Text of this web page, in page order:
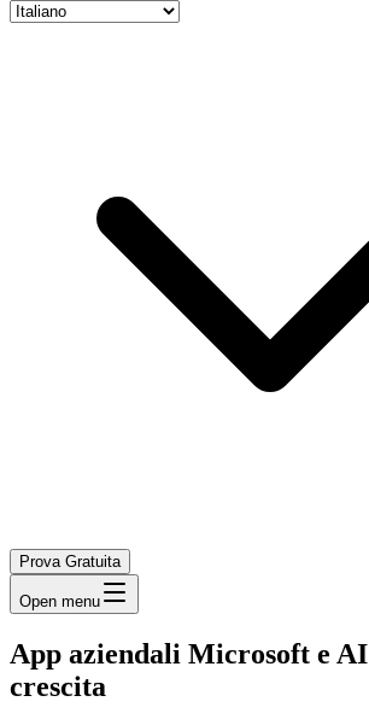
Prova Gratuita
Open menu
App aziendali Microsoft e
crescita